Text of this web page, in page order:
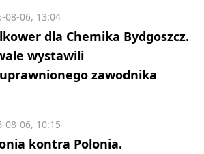
dla Chemika Bydgoszcz.
wystawili
zawodnika
08-06, 13:04
kontra Polonia.
08-06, 10:15